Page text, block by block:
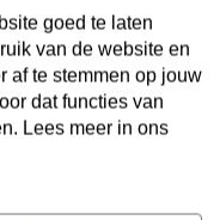
goed te laten
van de website en
af te stemmen op jouw
dat functies van
Lees meer in ons